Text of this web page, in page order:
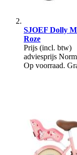
SJOEF Dolly
Roze
Prijs (incl. btw)
adviesprijs
Op voorraad.